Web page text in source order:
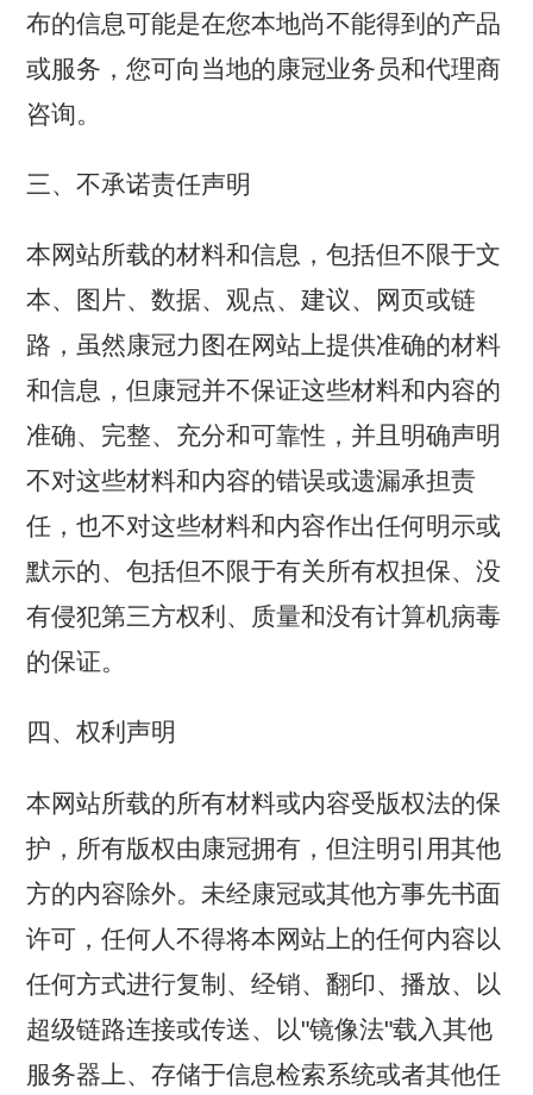
布的信息可能是在您本地尚不能得到的产品
或服务，您可向当地的康冠业务员和代理商
咨询。
三、不承诺责任声明
本网站所载的材料和信息，包括但不限于文
本、图片、数据、观点、建议、网页或链
路，虽然康冠力图在网站上提供准确的材料
和信息，但康冠并不保证这些材料和内容的
准确、完整、充分和可靠性，并且明确声明
不对这些材料和内容的错误或遗漏承担责
任，也不对这些材料和内容作出任何明示或
默示的、包括但不限于有关所有权担保、没
有侵犯第三方权利、质量和没有计算机病毒
的保证。
四、权利声明
本网站所载的所有材料或内容受版权法的保
护，所有版权由康冠拥有，但注明引用其他
方的内容除外。未经康冠或其他方事先书面
许可，任何人不得将本网站上的任何内容以
任何方式进行复制、经销、翻印、播放、以
超级链路连接或传送、以"镜像法"载入其他
服务器上、存储于信息检索系统或者其他任